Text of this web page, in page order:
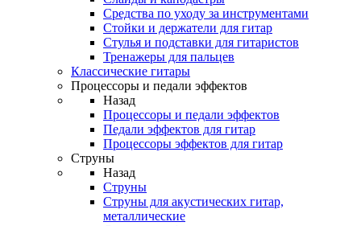
Средства по уходу за инструментами
Стойки и держатели для гитар
Стулья и подставки для гитаристов
Тренажеры для пальцев
Классические гитары
Процессоры и педали эффектов
Назад
Процессоры и педали эффектов
Педали эффектов для гитар
Процессоры эффектов для гитар
Струны
Назад
Струны
Струны для акустических гитар,
металлические